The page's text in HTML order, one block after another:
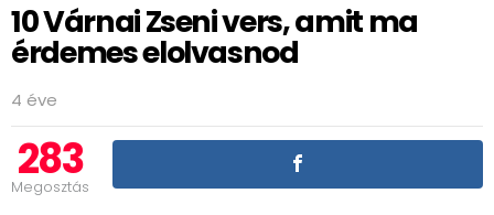
10 Várnai Zseni vers, amit ma
érdemes elolvasnod
4 éve
283
Megosztás